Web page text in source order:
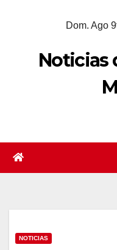
Dom. Ago
Noticias
NOTICIAS